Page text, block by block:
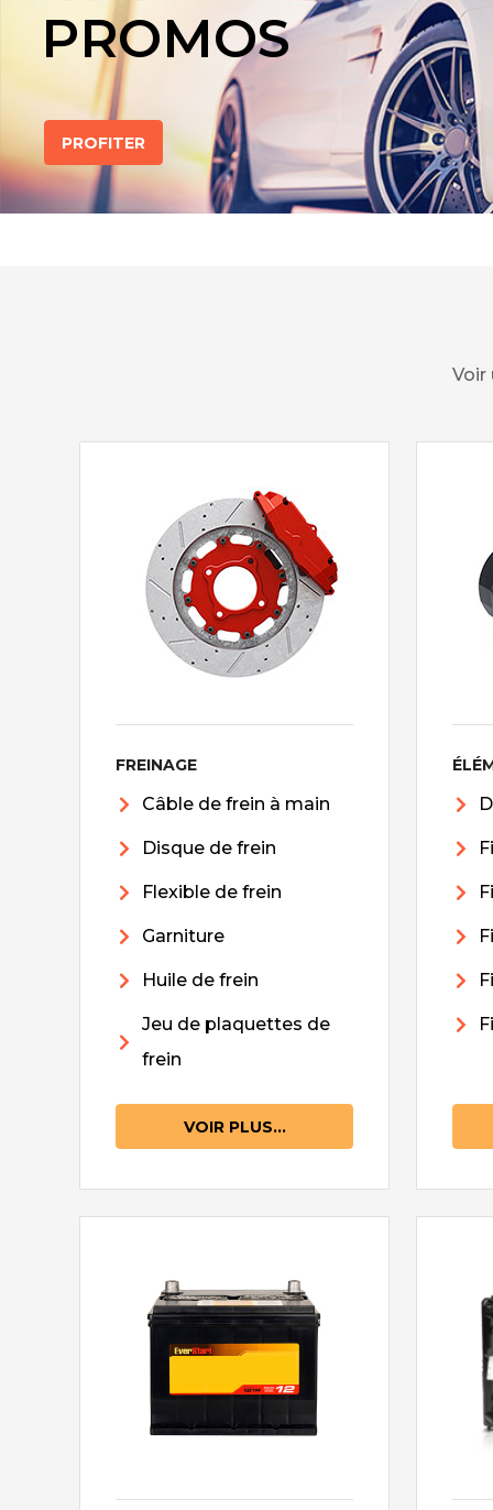
PROMOS
PROFITER
Voir
FREINAGE
Câble de frein à main
Disque de frein
Flexible de frein
Garniture
Huile de frein
Jeu de plaquettes de
frein
VOIR PLUS...